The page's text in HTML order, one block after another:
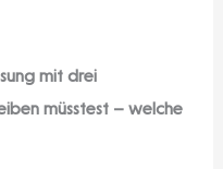
mit drei
müsstest – welche